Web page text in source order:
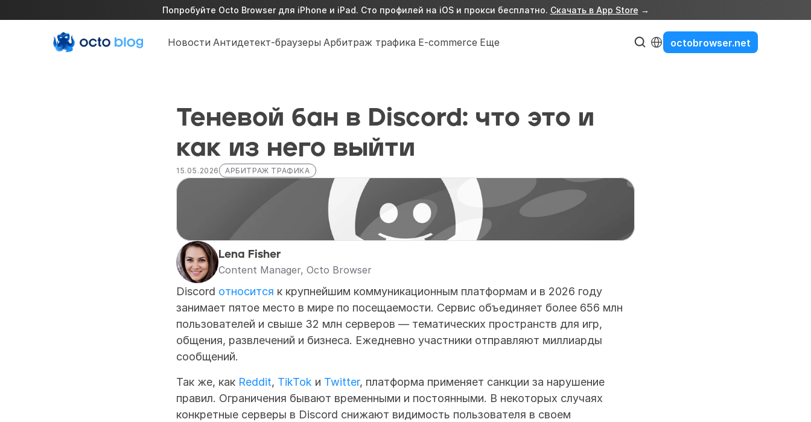
Попробуйте Octo Browser для iPhone и iPad. Сто профилей на iOS и прокси бесплатно. Скачать в App Store →
Новости Антидетект-браузеры Арбитраж трафика E-commerce Еще
Select Language
octobrowser.net
Теневой бан в Discord: что это и
как из него выйти
15.05.2026 АРБИТРАЖ ТРАФИКА
Lena Fisher
Content Manager, Octo Browser
Discord относится к крупнейшим коммуникационным платформам и в 2026 году
занимает пятое место в мире по посещаемости. Сервис объединяет более 656 млн
пользователей и свыше 32 млн серверов — тематических пространств для игр,
общения, развлечений и бизнеса. Ежедневно участники отправляют миллиарды
сообщений.
Так же, как Reddit, TikTok и Twitter, платформа применяет санкции за нарушение
правил. Ограничения бывают временными и постоянными. В некоторых случаях
конкретные серверы в Discord снижают видимость пользователя в своем